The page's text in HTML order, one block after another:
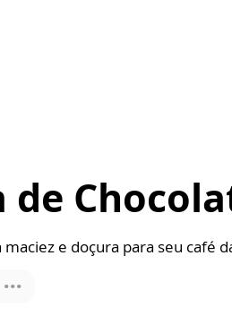
de
e doçura para seu café